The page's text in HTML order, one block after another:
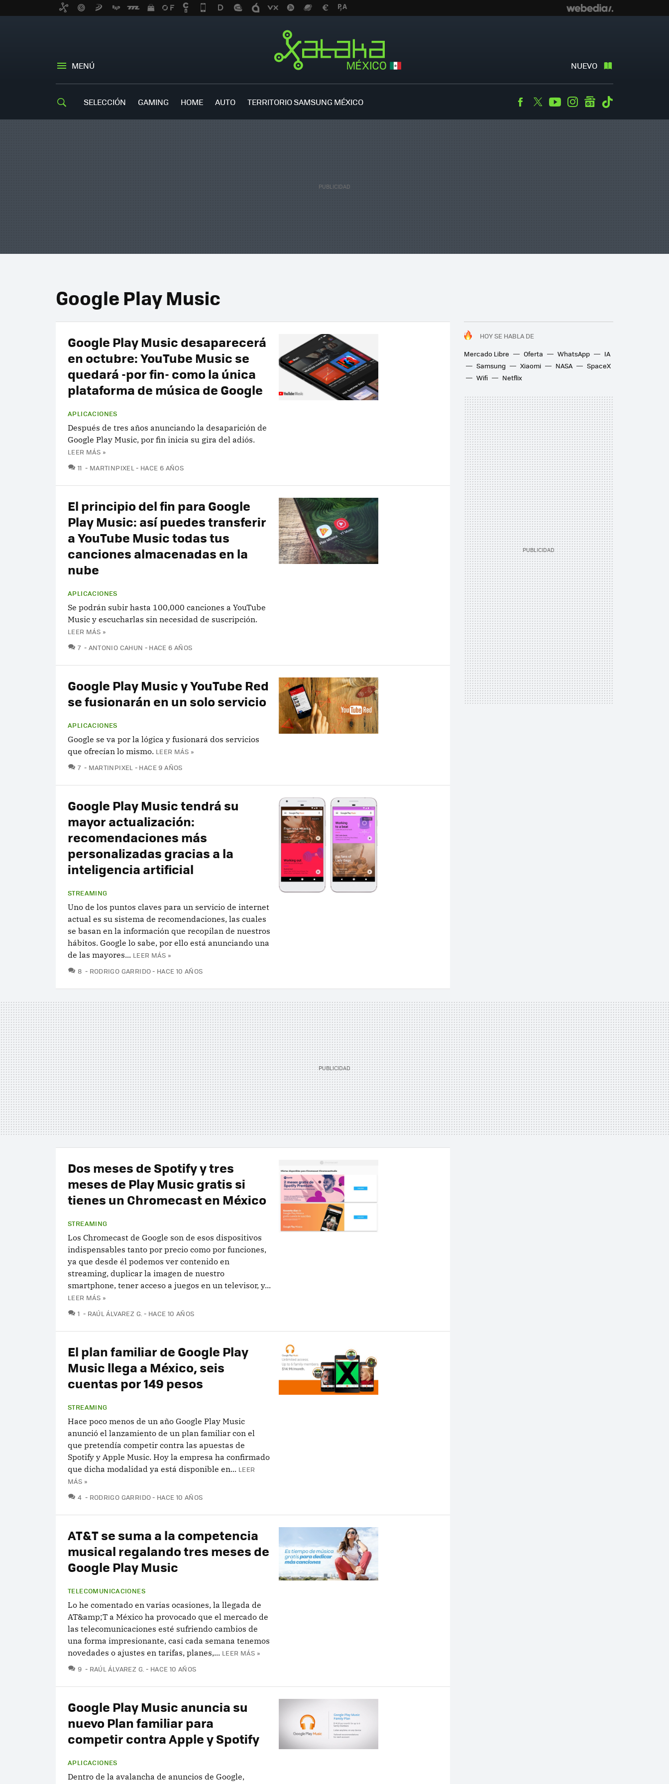
MENÚ NUEVO
SELECCIÓN GAMING HOME AUTO TERRITORIO SAMSUNG MÉXICO Facebook
TwitterYoutubeInstagramgooglenews
Google Play Music
HOY SE HABLA DE
Mercado Libre
Oferta WhatsApp
IA
Samsung
Xiaomi NASA
SpaceX
Wifi
Netflix
Google Play Music desaparecerá
en octubre: YouTube Music se
quedará -por fin- como la única
plataforma de música de Google
APLICACIONES
Después de tres años anunciando la desaparición de
Google Play Music, por fin inicia su gira del adiós.
LEER MÁS »
11 COMENTARIOS
MARTINPIXEL HACE 6 AÑOS
El principio del fin para Google
Play Music: así puedes transferir
a YouTube Music todas tus
canciones almacenadas en la
nube
APLICACIONES
Se podrán subir hasta 100,000 canciones a YouTube
Music y escucharlas sin necesidad de suscripción.
LEER MÁS »
7 COMENTARIOS
ANTONIO CAHUN HACE 6 AÑOS
Google Play Music y YouTube Red
se fusionarán en un solo servicio
APLICACIONES
Google se va por la lógica y fusionará dos servicios
que ofrecían lo mismo. LEER MÁS »
7 COMENTARIOS
MARTINPIXEL HACE 9 AÑOS
Google Play Music tendrá su
mayor actualización:
recomendaciones más
personalizadas gracias a la
inteligencia artificial
STREAMING
Uno de los puntos claves para un servicio de internet
actual es su sistema de recomendaciones, las cuales
se basan en la información que recopilan de nuestros
hábitos. Google lo sabe, por ello está anunciando una
de las mayores... LEER MÁS »
8 COMENTARIOS
RODRIGO GARRIDO HACE 10 AÑOS
Dos meses de Spotify y tres
meses de Play Music gratis si
tienes un Chromecast en México
STREAMING
Los Chromecast de Google son de esos dispositivos
indispensables tanto por precio como por funciones,
ya que desde él podemos ver contenido en
streaming, duplicar la imagen de nuestro
smartphone, tener acceso a juegos en un televisor, y...
LEER MÁS »
1 COMENTARIOS
RAÚL ÁLVAREZ G. HACE 10 AÑOS
El plan familiar de Google Play
Music llega a México, seis
cuentas por 149 pesos
STREAMING
Hace poco menos de un año Google Play Music
anunció el lanzamiento de un plan familiar con el
que pretendía competir contra las apuestas de
Spotify y Apple Music. Hoy la empresa ha confirmado
que dicha modalidad ya está disponible en... LEER
MÁS »
4 COMENTARIOS
RODRIGO GARRIDO HACE 10 AÑOS
AT&T se suma a la competencia
musical regalando tres meses de
Google Play Music
TELECOMUNICACIONES
Lo he comentado en varias ocasiones, la llegada de
AT&amp;T a México ha provocado que el mercado de
las telecomunicaciones esté sufriendo cambios de
una forma impresionante, casi cada semana tenemos
novedades o ajustes en tarifas, planes,... LEER MÁS »
9 COMENTARIOS
RAÚL ÁLVAREZ G. HACE 10 AÑOS
Google Play Music anuncia su
nuevo Plan familiar para
competir contra Apple y Spotify
APLICACIONES
Dentro de la avalancha de anuncios de Google,